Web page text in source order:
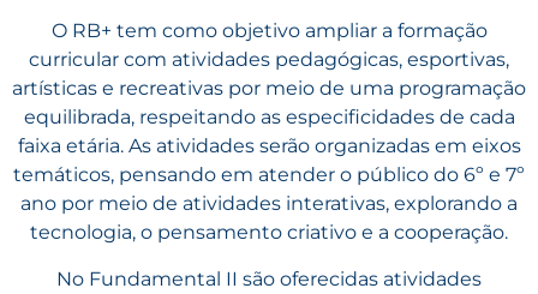
O RB+ tem como objetivo ampliar a formação
curricular com atividades pedagógicas, esportivas,
artísticas e recreativas por meio de uma programação
equilibrada, respeitando as especificidades de cada
faixa etária. As atividades serão organizadas em eixos
temáticos, pensando em atender o público do 6º e 7º
ano por meio de atividades interativas, explorando a
tecnologia, o pensamento criativo e a cooperação.
No Fundamental II são oferecidas atividades